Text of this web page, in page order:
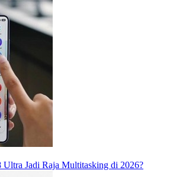
Ultra Jadi Raja Multitasking di 2026?